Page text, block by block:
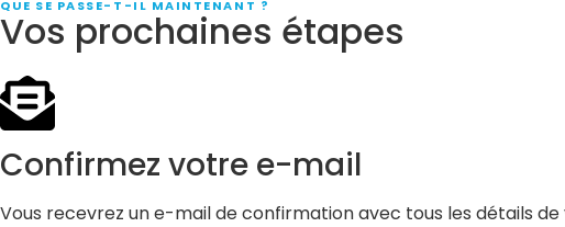
QUE SE PASSE-T-IL MAINTENANT ?
Vos prochaines étapes
Confirmez votre e-mail
Vous recevrez un e-mail de confirmation avec tous les détails